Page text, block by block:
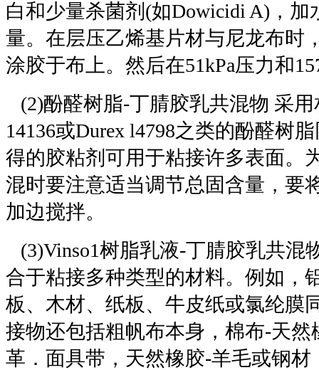
白和少量杀菌剂(如Dowicidi A)，加
量。在层压乙烯基片材与尼龙布时
涂胶于布上。然后在51kPa压力和
(2)酚醛树脂-丁腈胶乳共混物 采
14136或Durex l4798之类的酚醛树
得的胶粘剂可用于粘接许多表面。
混时要注意适当调节总固含量，要
加边搅拌。
(3)Vinso1树脂乳液-丁腈胶乳共混
合于粘接多种类型的材料。例如，
板、木材、纸板、牛皮纸或氯纶膜
接物还包括粗帆布本身，棉布-天
革．面具带，天然橡胶-羊毛或钢